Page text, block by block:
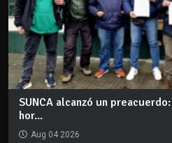
SUNCA alcanzó un
hor...
Aug 04 2026